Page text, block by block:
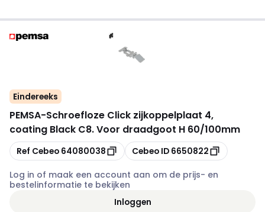
Eindereeks
PEMSA-Schroefloze Click zijkoppelplaat 4,
coating Black C8. Voor draadgoot H 60/100mm
Kopiëren
Ref Cebeo 64080038 Kopiëren
Cebeo ID 6650822
Log in of maak een account aan om de prijs- en
bestelinformatie te bekijken
Inloggen